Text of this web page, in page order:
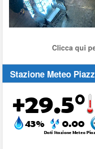
UnmuteStream
Clicca qui
Stazione Meteo